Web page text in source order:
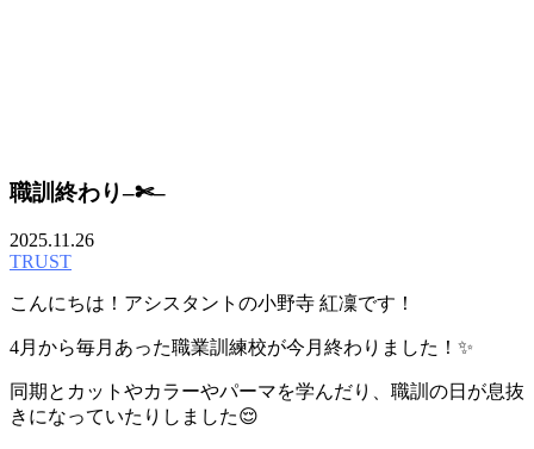
職訓終わり–✄–
2025.11.26
TRUST
こんにちは！アシスタントの小野寺 紅凜です！
4月から毎月あった職業訓練校が今月終わりました！✨️
同期とカットやカラーやパーマを学んだり、職訓の日が息抜
きになっていたりしました😌